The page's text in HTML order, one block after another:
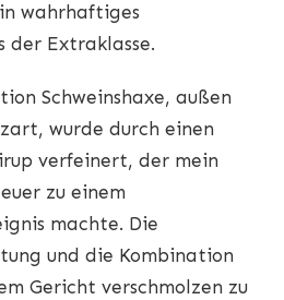
wahrhaftiges
der Extraklasse.
Schweinshaxe, außen
wurde durch einen
verfeinert, der mein
zu einem
machte. Die
und die Kombination
Gericht verschmolzen zu